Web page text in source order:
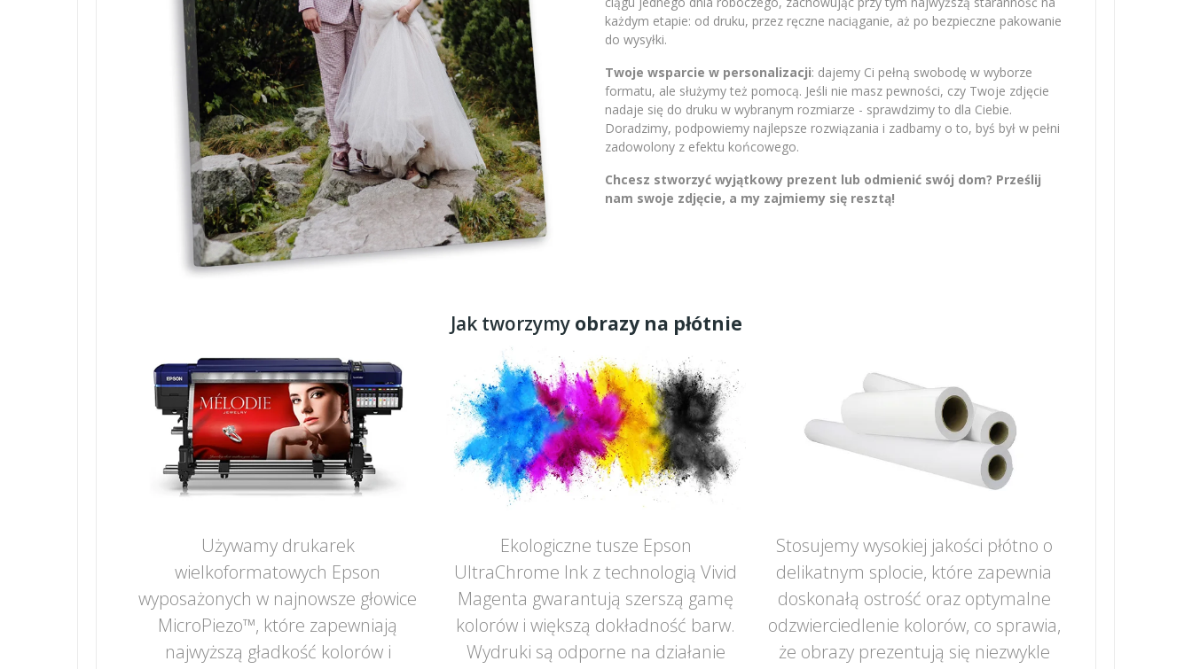
każdym etapie: od druku, przez ręczne naciąganie, aż po bezpieczne pakowanie
do wysyłki.
Twoje wsparcie w personalizacji: dajemy Ci pełną swobodę w wyborze
formatu, ale służymy też pomocą. Jeśli nie masz pewności, czy Twoje zdjęcie
nadaje się do druku w wybranym rozmiarze - sprawdzimy to dla Ciebie.
Doradzimy, podpowiemy najlepsze rozwiązania i zadbamy o to, byś był w pełni
zadowolony z efektu końcowego.
Chcesz stworzyć wyjątkowy prezent lub odmienić swój dom? Prześlij
nam swoje zdjęcie, a my zajmiemy się resztą!
Jak tworzymyobrazy na płótnie
Używamy drukarek
wielkoformatowych Epson
wyposażonych w najnowsze głowice
MicroPiezo™, które zapewniają
najwyższą gładkość kolorów i
Ekologiczne tusze Epson
UltraChrome Ink z technologią Vivid
Magenta gwarantują szerszą gamę
kolorów i większą dokładność barw.
Wydruki są odporne na działanie
Stosujemy wysokiej jakości płótno o
delikatnym splocie, które zapewnia
doskonałą ostrość oraz optymalne
odzwierciedlenie kolorów, co sprawia,
że obrazy prezentują się niezwykle